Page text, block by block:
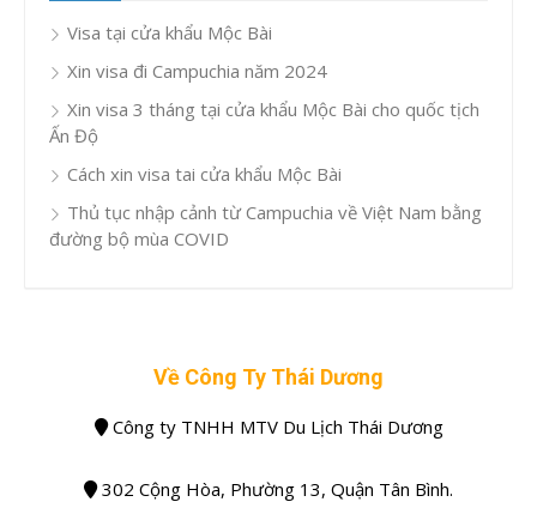
Visa tại cửa khẩu Mộc Bài
Xin visa đi Campuchia năm 2024
Xin visa 3 tháng tại cửa khẩu Mộc Bài cho quốc tịch
Ấn Độ
Cách xin visa tai cửa khẩu Mộc Bài
Thủ tục nhập cảnh từ Campuchia về Việt Nam bằng
đường bộ mùa COVID
Về Công Ty Thái Dương
Công ty TNHH MTV Du Lịch Thái Dương
302 Cộng Hòa, Phường 13, Quận Tân Bình.